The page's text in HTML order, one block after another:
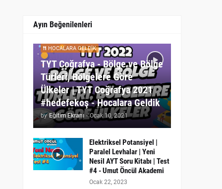
Ayın Beğenilenleri
HOCALARA GELDIK
TYT Coğrafya - Bölge ve Bölge
Türleri, Bölgelere Göre
Ülkeler | TYT Coğrafya 2021
#hedefekoş - Hocalara Geldik
by Eğitim Ekranı - Ocak 10, 2021
Elektriksel Potansiyel |
Paralel Levhalar | Yeni
Nesil AYT Soru Kitabı | Test
#4 - Umut Öncül Akademi
Ocak 22, 2023